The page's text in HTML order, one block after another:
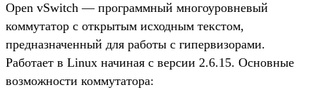
Open vSwitch — программный многоуровневый
коммутатор с открытым исходным текстом,
предназначенный для работы с гипервизорами.
Работает в Linux начиная с версии 2.6.15. Основные
возможности коммутатора: